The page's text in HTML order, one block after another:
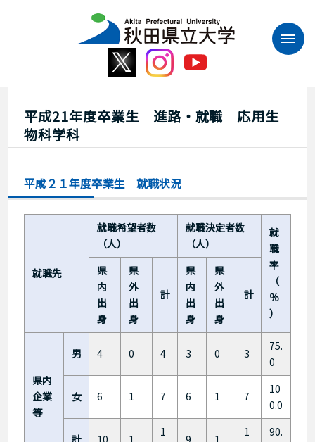
平成21年度卒業生 進路・就職 応用生
物科学科
平成２１年度卒業生 就職状況
就職先
就職希望者数
（人）
就職決定者数
（人）
就
職
率
（
％
）
県
内
出
身
県
外
出
身
計
県
内
出
身
県
外
出
身
計
県内
企業
等
男 4 0 4 3 0 3
75.
0
女 6 1 7 6 1 7
10
0.0
計 10 1
1
9 1
1
90.